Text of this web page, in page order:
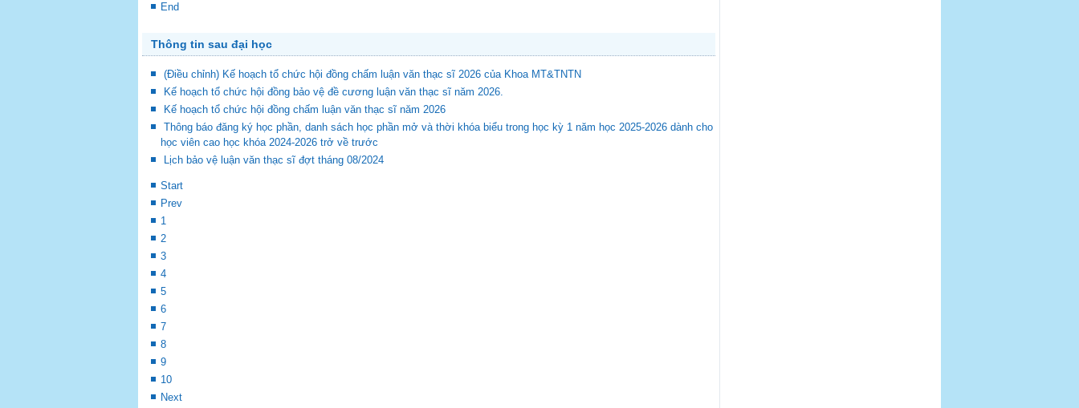
End
Thông tin sau đại học
(Điều chỉnh) Kế hoạch tổ chức hội đồng chấm luận văn thạc sĩ 2026 của Khoa MT&TNTN
Kế hoạch tổ chức hội đồng bảo vệ đề cương luận văn thạc sĩ năm 2026.
Kế hoạch tổ chức hội đồng chấm luận văn thạc sĩ năm 2026
Thông báo đăng ký học phần, danh sách học phần mở và thời khóa biểu trong học kỳ 1 năm học 2025-2026 dành cho
học viên cao học khóa 2024-2026 trở về trước
Lịch bảo vệ luận văn thạc sĩ đợt tháng 08/2024
Start
Prev
1
2
3
4
5
6
7
8
9
10
Next